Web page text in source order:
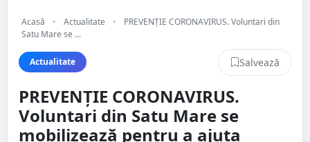
Acasă • Actualitate •
PREVENȚIE CORONAVIRUS. Voluntari din
Satu Mare se ...
Actualitate Salvează
PREVENȚIE CORONAVIRUS.
Voluntari din Satu Mare se
mobilizează pentru a ajuta